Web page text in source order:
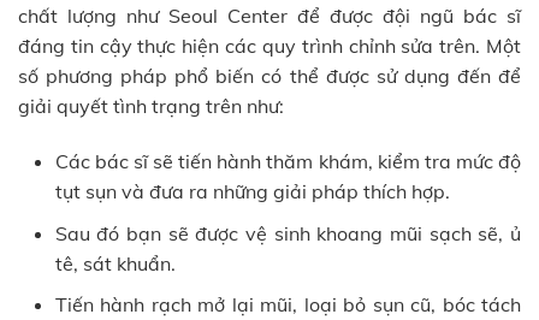
chất lượng như Seoul Center để được đội ngũ bác sĩ
đáng tin cậy thực hiện các quy trình chỉnh sửa trên. Một
số phương pháp phổ biến có thể được sử dụng đến để
giải quyết tình trạng trên như:
Các bác sĩ sẽ tiến hành thăm khám, kiểm tra mức độ
tụt sụn và đưa ra những giải pháp thích hợp.
Sau đó bạn sẽ được vệ sinh khoang mũi sạch sẽ, ủ
tê, sát khuẩn.
Tiến hành rạch mở lại mũi, loại bỏ sụn cũ, bóc tách